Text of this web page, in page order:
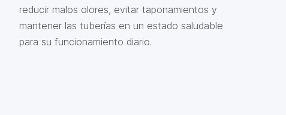
reducir malos olores, evitar taponamientos y
mantener las tuberías en un estado saludable
para su funcionamiento diario.